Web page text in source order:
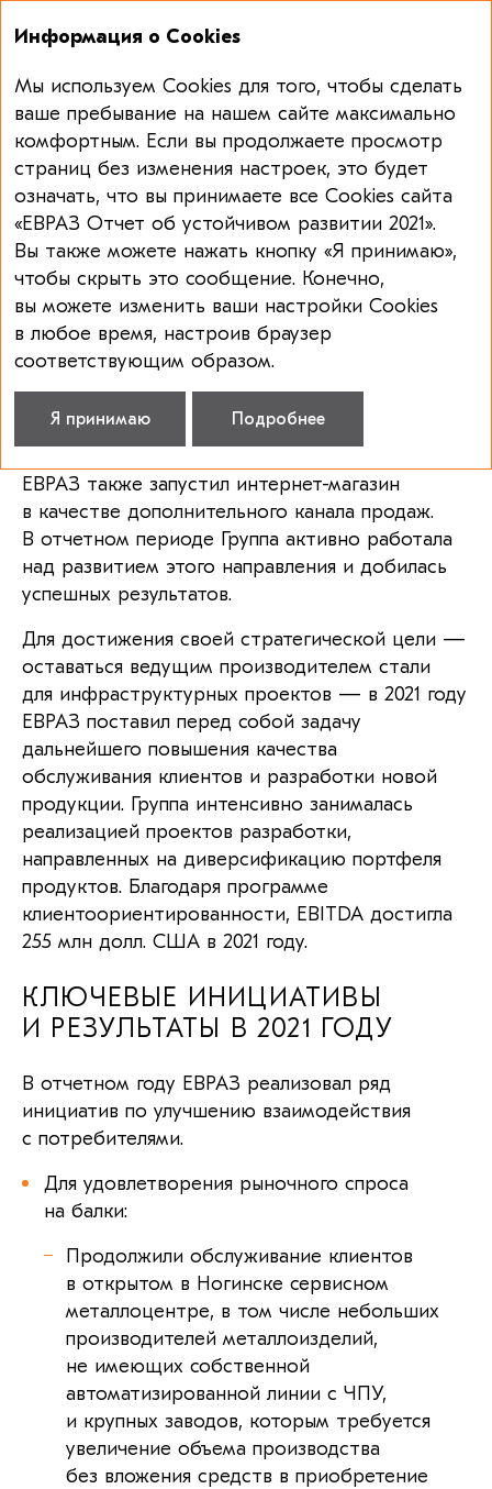
Отчет об устойчивом развитии 2021
ВЗАИМОДЕЙСТВИЕ
С ПОТРЕБИТЕЛЯМИ
ЕВРАЗ прилагает все усилия для укрепления
отношений со своими клиентами. В Группе
действует специальная программа
клиентоориентированности. Она включает
в себя различные инициативы, направленные
на постоянное повышение качества
регулярно обсуждаются с вице-президентом по
ЕВРАЗ также запустил интернет-магазин
в качестве дополнительного канала продаж.
В отчетном периоде Группа активно работала
над развитием этого направления и добилась
успешных результатов.
Для достижения своей стратегической цели —
оставаться ведущим производителем стали
для инфраструктурных проектов — в 2021 году
ЕВРАЗ поставил перед собой задачу
дальнейшего повышения качества
обслуживания клиентов и разработки новой
продукции. Группа интенсивно занималась
реализацией проектов разработки,
направленных на диверсификацию портфеля
продуктов. Благодаря программе
клиентоориентированности, EBITDA достигла
255 млн долл. США в 2021 году.
КЛЮЧЕВЫЕ ИНИЦИАТИВЫ
И РЕЗУЛЬТАТЫ В 2021 ГОДУ
В отчетном году ЕВРАЗ реализовал ряд
инициатив по улучшению взаимодействия
с потребителями.
Для удовлетворения рыночного спроса
на балки:
Продолжили обслуживание клиентов
в открытом в Ногинске сервисном
металлоцентре, в том числе небольших
производителей металлоизделий,
не имеющих собственной
автоматизированной линии с ЧПУ,
и крупных заводов, которым требуется
увеличение объема производства
без вложения средств в приобретение
Информация о Cookies
Мы используем Cookies для того, чтобы сделать
ваше пребывание на нашем сайте максимально
комфортным. Если вы продолжаете просмотр
страниц без изменения настроек, это будет
означать, что вы принимаете все Cookies сайта
«ЕВРАЗ Отчет об устойчивом развитии 2021».
Вы также можете нажать кнопку «Я принимаю»,
чтобы скрыть это сообщение. Конечно,
вы можете изменить ваши настройки Cookies
в любое время, настроив браузер
соответствующим образом.
Я принимаю Подробнее